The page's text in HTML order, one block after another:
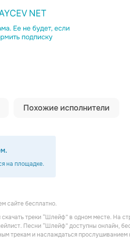
ссылку
Похожие исполнители
на площадке.
FINIK
Поп Поп
сайте бесплатно.
треки “Шлейф” в одном месте. На
Песни “Шлейф” доступны онлайн,
трекам и наслаждаться